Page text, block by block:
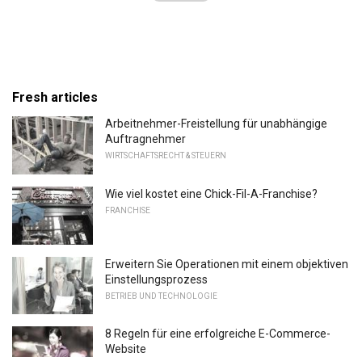
Fresh articles
Arbeitnehmer-Freistellung für unabhängige
Auftragnehmer
WIRTSCHAFTSRECHT & STEUERN
Wie viel kostet eine Chick-Fil-A-Franchise?
FRANCHISE
Erweitern Sie Operationen mit einem objektiven
Einstellungsprozess
BETRIEB UND TECHNOLOGIE
8 Regeln für eine erfolgreiche E-Commerce-
Website